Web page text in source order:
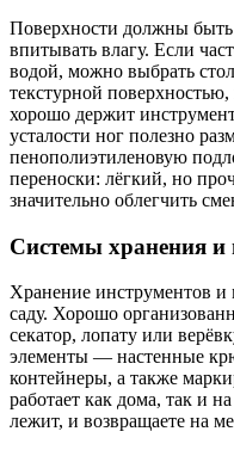
Поверхности должны
впитывать влагу. Если
водой, можно выбрать
текстурной
хорошо держит
усталости ног полезно
пенополиэтиленовую
переноски: лёгкий, но
значительно облегчить
Системы хранения и
Хранение инструментов и
саду. Хорошо
секатор, лопату или
элементы — настенные
контейнеры, а также
работает как дома, так и
лежит, и возвращаете на